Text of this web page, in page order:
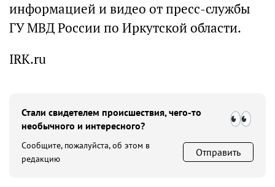
информацией и видео от пресс-службы
ГУ МВД России по Иркутской области.
IRK.ru
Стали свидетелем происшествия, чего-то
необычного и интересного?
Сообщите, пожалуйста, об этом в
редакцию
Отправить